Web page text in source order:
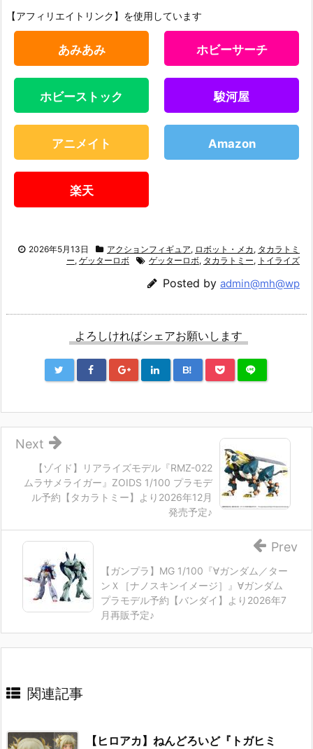
【アフィリエイトリンク】を使用しています
あみあみ ホビーサーチ
ホビーストック 駿河屋
アニメイト Amazon
楽天
2026年5月13日 アクションフィギュア, ロボット・メカ , タカラトミ
ー, ゲッターロボ ゲッターロボ, タカラトミー, トイライズ
Posted by admin@mh@wp
よろしければシェアお願いします
B!
【ゾイド】リアライズモデル『RMZ-022
ムラサメライガー』ZOIDS 1/100 プラモデ
ル予約【タカラトミー】より2026年12月
発売予定♪
Next
【ガンプラ】MG 1/100『∀ガンダム／ター
ンＸ［ナノスキンイメージ］』∀ガンダム
プラモデル予約【バンダイ】より2026年7
月再販予定♪
Prev
関連記事
【ヒロアカ】ねんどろいど『トガヒミ